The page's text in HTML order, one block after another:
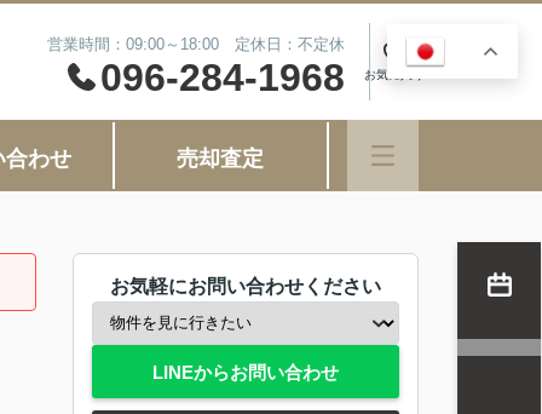
営業時間：09:00～18:00 定休日：不定休
096-284-1968 お気に入り
合わせ 売却査定
お気軽にお問い合わせください
LINEからお問い合わせ